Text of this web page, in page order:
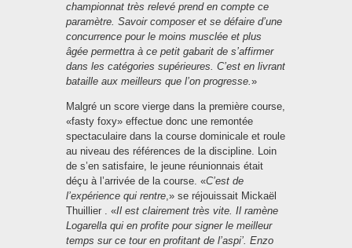
championnat très relevé prend en compte ce
paramètre. Savoir composer et se défaire d’une
concurrence pour le moins musclée et plus
âgée permettra à ce petit gabarit de s’affirmer
dans les catégories supérieures. C’est en livrant
bataille aux meilleurs que l’on progresse.»
Malgré un score vierge dans la première course,
«fasty foxy» effectue donc une remontée
spectaculaire dans la course dominicale et roule
au niveau des références de la discipline. Loin
de s’en satisfaire, le jeune réunionnais était
déçu à l’arrivée de la course. «C’est de
l’expérience qui rentre,» se réjouissait Mickaël
Thuillier . «Il est clairement très vite. Il ramène
Logarella qui en profite pour signer le meilleur
temps sur ce tour en profitant de l’aspi’. Enzo